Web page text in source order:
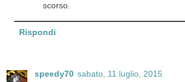
scorso.
Rispondi
speedy70 sabato, 11 luglio, 2015